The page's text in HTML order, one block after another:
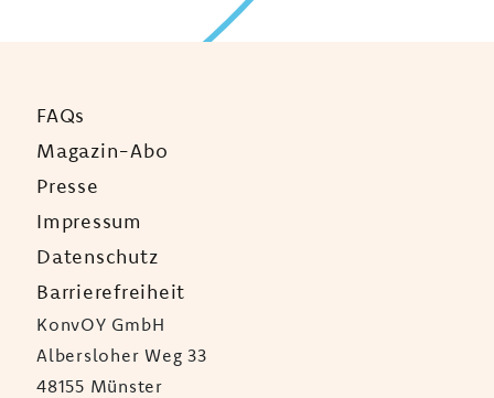
FAQs
Magazin-Abo
Presse
Impressum
Datenschutz
Barrierefreiheit
KonvOY GmbH
Albersloher Weg 33
48155 Münster